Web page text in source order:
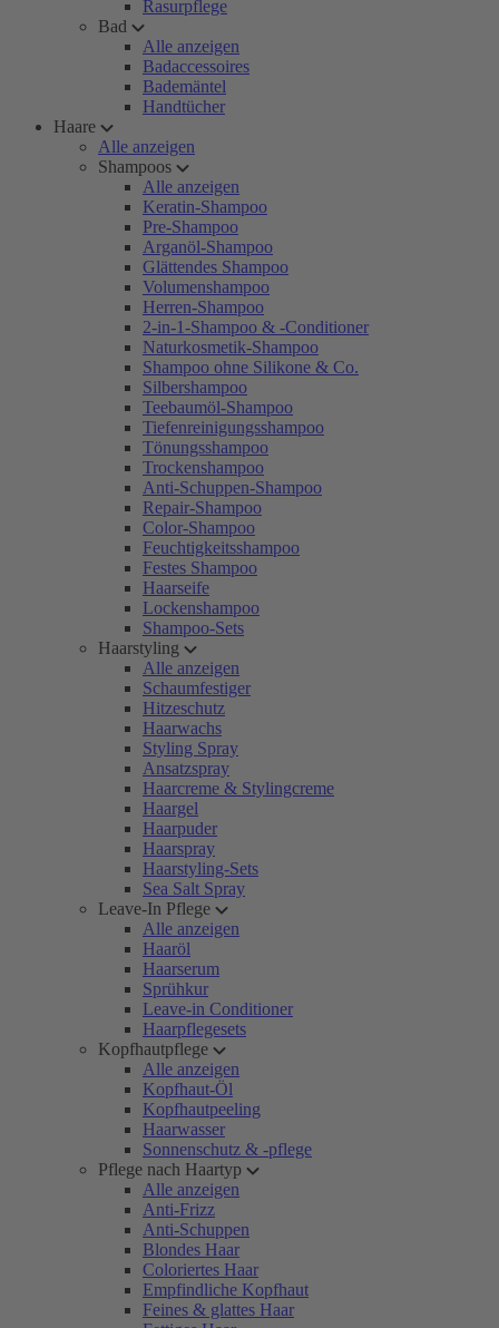
Rasurpflege
Bad
Alle anzeigen
Badaccessoires
Bademäntel
Handtücher
Haare
Alle anzeigen
Shampoos
Alle anzeigen
Keratin-Shampoo
Pre-Shampoo
Arganöl-Shampoo
Glättendes Shampoo
Volumenshampoo
Herren-Shampoo
2-in-1-Shampoo & -Conditioner
Naturkosmetik-Shampoo
Shampoo ohne Silikone & Co.
Silbershampoo
Teebaumöl-Shampoo
Tiefenreinigungsshampoo
Tönungsshampoo
Trockenshampoo
Anti-Schuppen-Shampoo
Repair-Shampoo
Color-Shampoo
Feuchtigkeitsshampoo
Festes Shampoo
Haarseife
Lockenshampoo
Shampoo-Sets
Haarstyling
Alle anzeigen
Schaumfestiger
Hitzeschutz
Haarwachs
Styling Spray
Ansatzspray
Haarcreme & Stylingcreme
Haargel
Haarpuder
Haarspray
Haarstyling-Sets
Sea Salt Spray
Leave-In Pflege
Alle anzeigen
Haaröl
Haarserum
Sprühkur
Leave-in Conditioner
Haarpflegesets
Kopfhautpflege
Alle anzeigen
Kopfhaut-Öl
Kopfhautpeeling
Haarwasser
Sonnenschutz & -pflege
Pflege nach Haartyp
Alle anzeigen
Anti-Frizz
Anti-Schuppen
Blondes Haar
Coloriertes Haar
Empfindliche Kopfhaut
Feines & glattes Haar